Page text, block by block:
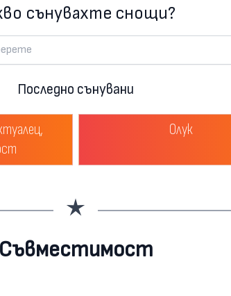
сънувахте снощи?
Последно сънувани
Олук
Съвместимост